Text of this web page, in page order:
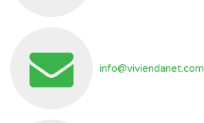
info@viviendanet.com